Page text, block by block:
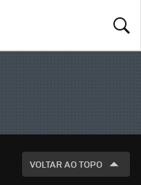
VOLTAR AO TOPO